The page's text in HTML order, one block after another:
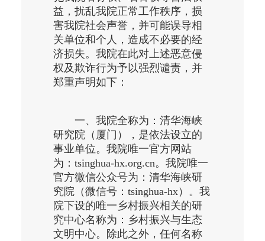
益，扰乱我院正常工作秩序，损
害我院社会声誉，并可能误导相
关单位和个人，造成不必要的经
济损失。我院在此对上述恶意侵
权及欺诈行为予以强烈谴责，并
郑重声明如下：
一、 我院全称为：清华海峡
研究院（厦门），是依法设立的
事业单位。我院唯一官方网站
为： tsinghua-hx.org.cn。我院唯一
官方微信公众号为：清华海峡研
究院（微信号： tsinghua-hx）。 我
院下设的唯一乡村振兴相关的研
究中心名称为：乡村振兴与生态
文明中心。除此之外，任何名称